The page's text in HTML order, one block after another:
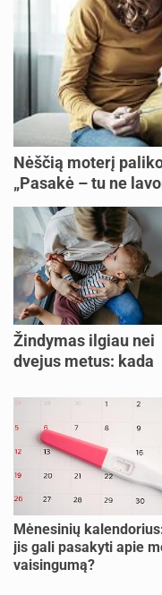
Nėščią moterį
„Pasakė – tu ne
Žindymas ilgiau nei
dvejus metus: kada
nujunkyti?
Mėnesinių
jis gali pasakyti apie
vaisingumą?